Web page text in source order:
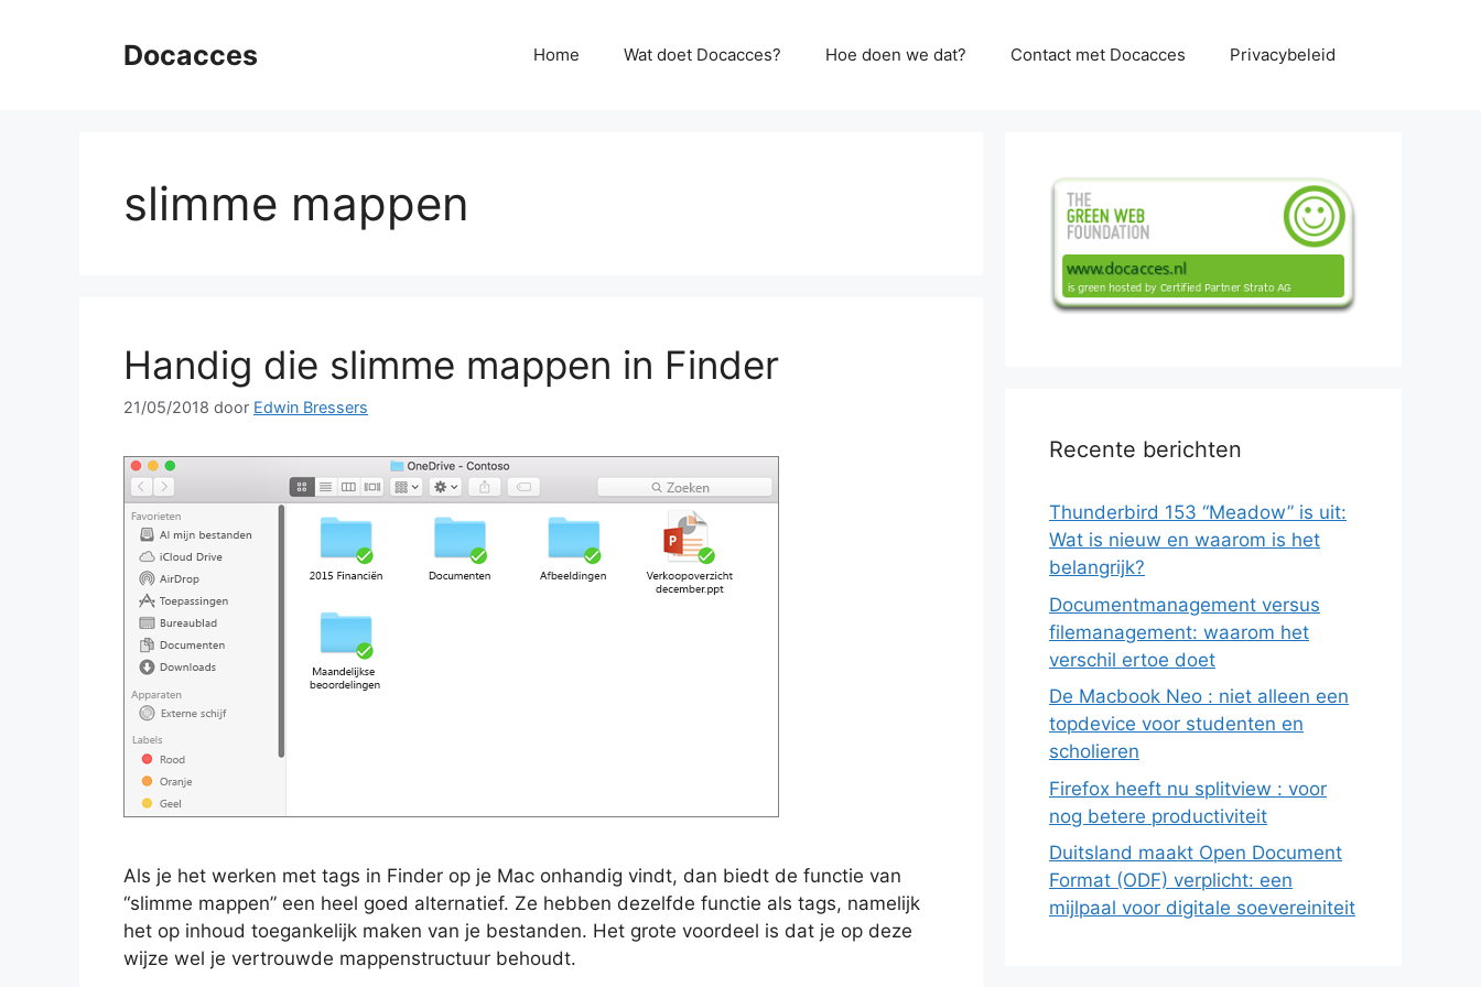
Docacces Home Wat doet Docacces? Hoe doen we dat? Contact met Docacces Privacybeleid
slimme mappen
Handig die slimme mappen in Finder
21/05/2018 door Edwin Bressers
Als je het werken met tags in Finder op je Mac onhandig vindt, dan biedt de functie van
“slimme mappen” een heel goed alternatief. Ze hebben dezelfde functie als tags, namelijk
het op inhoud toegankelijk maken van je bestanden. Het grote voordeel is dat je op deze
wijze wel je vertrouwde mappenstructuur behoudt.
Recente berichten
Thunderbird 153 “Meadow” is uit:
Wat is nieuw en waarom is het
belangrijk?
Documentmanagement versus
filemanagement: waarom het
verschil ertoe doet
De Macbook Neo : niet alleen een
topdevice voor studenten en
scholieren
Firefox heeft nu splitview : voor
nog betere productiviteit
Duitsland maakt Open Document
Format (ODF) verplicht: een
mijlpaal voor digitale soevereiniteit